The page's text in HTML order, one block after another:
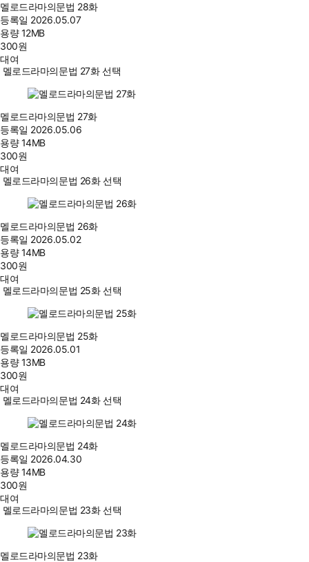
멜로드라마의문법 28화
등록일 2026.05.07
용량12MB
300원
대여
멜로드라마의문법 27화 선택
멜로드라마의문법 27화
등록일 2026.05.06
용량14MB
300원
대여
멜로드라마의문법 26화 선택
멜로드라마의문법 26화
등록일 2026.05.02
용량14MB
300원
대여
멜로드라마의문법 25화 선택
멜로드라마의문법 25화
등록일 2026.05.01
용량13MB
300원
대여
멜로드라마의문법 24화 선택
멜로드라마의문법 24화
등록일 2026.04.30
용량14MB
300원
대여
멜로드라마의문법 23화 선택
멜로드라마의문법 23화